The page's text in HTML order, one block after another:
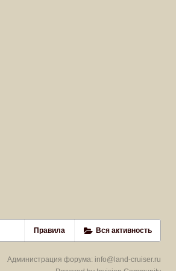
Правила Вся активность
Администрация форума: info@land-cruiser.ru